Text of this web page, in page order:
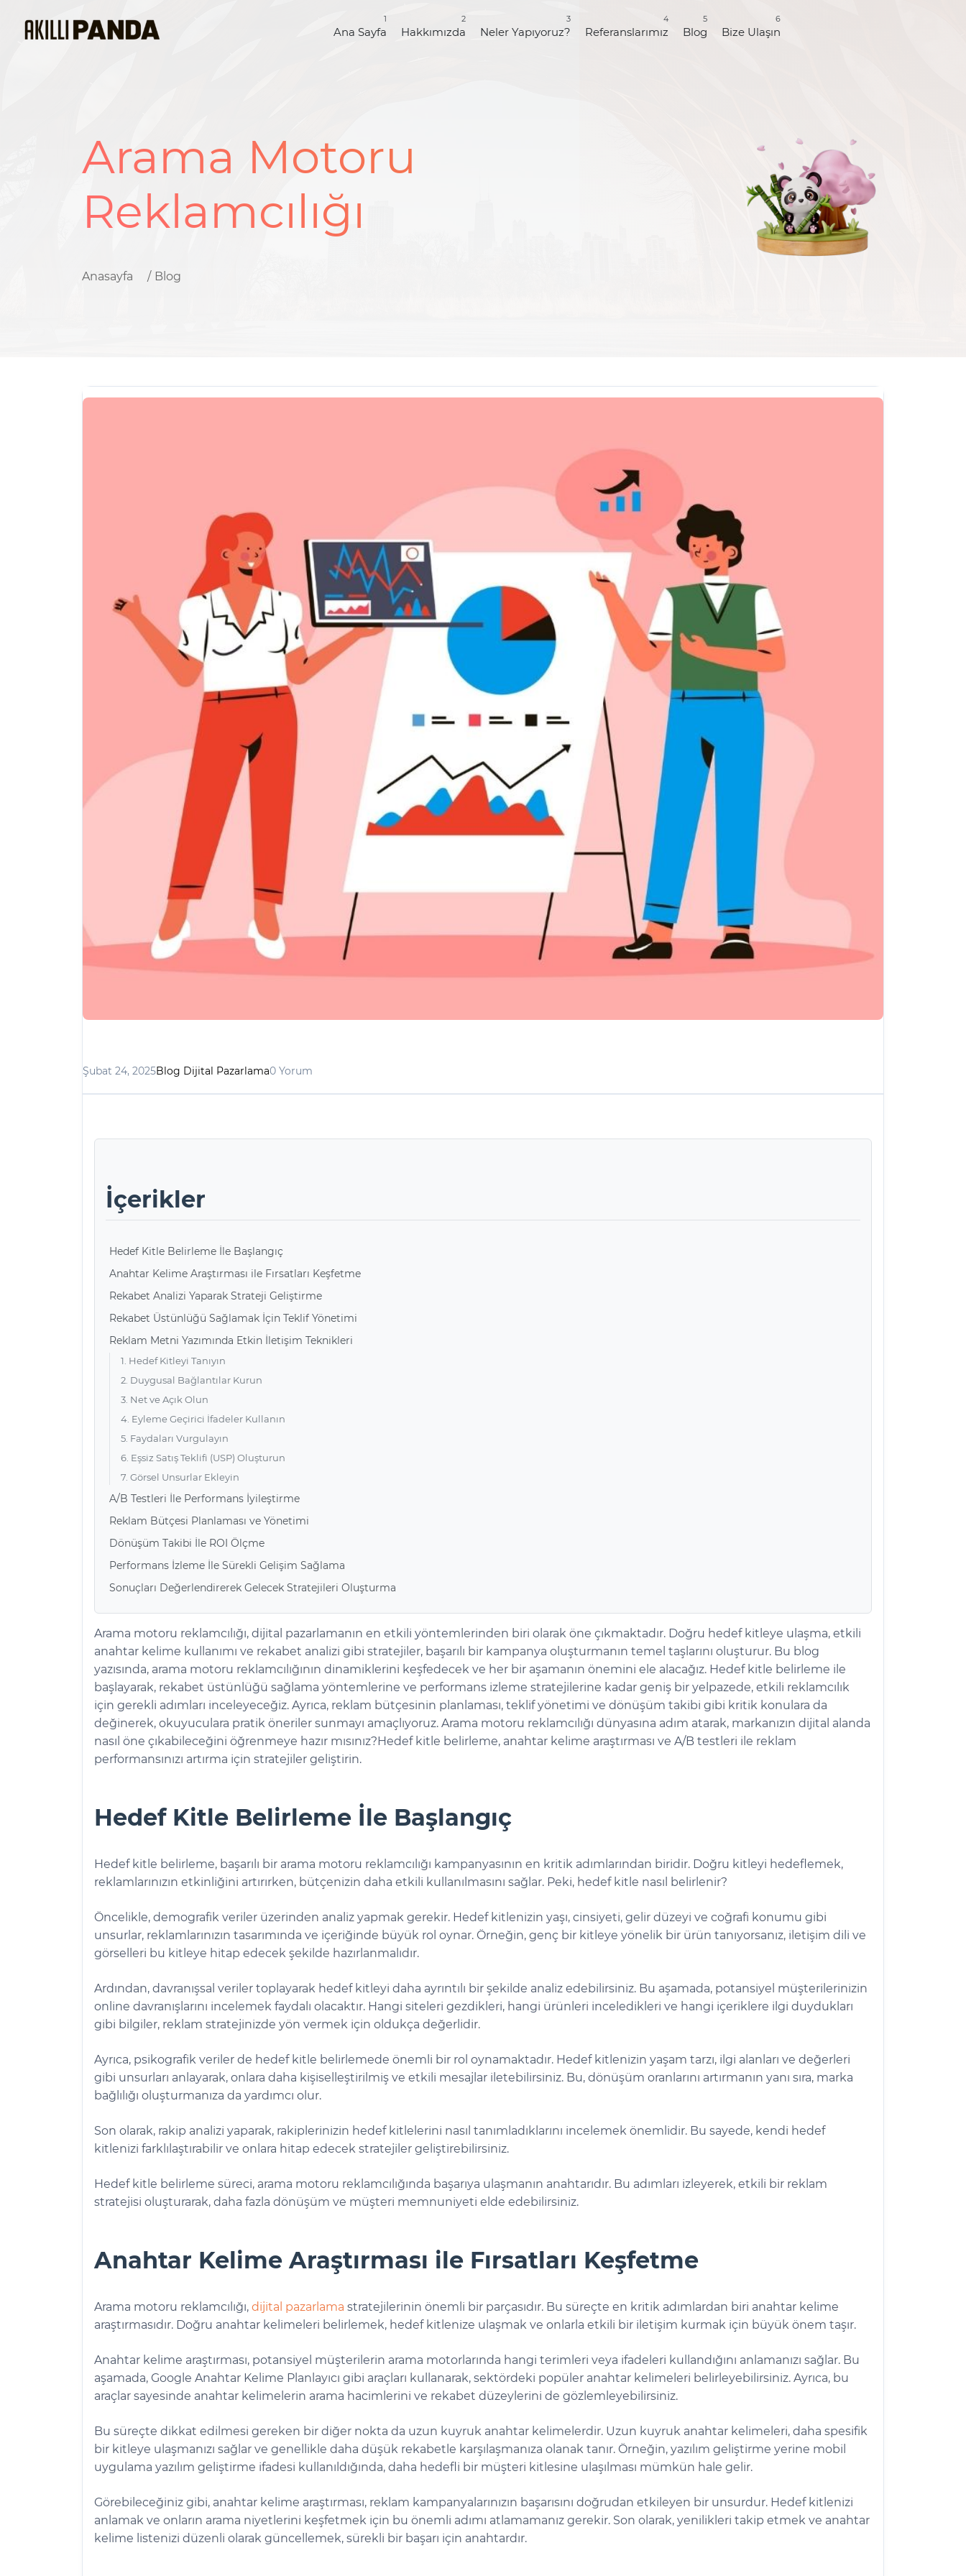
1
Ana Sayfa
2
Hakkımızda
3
Neler Yapıyoruz?
4
Referanslarımız
5
Blog
6
Bize Ulaşın
Arama Motoru
Reklamcılığı
Anasayfa Blog
Şubat 24, 2025Blog Dijital Pazarlama0 Yorum
İçerikler
Hedef Kitle Belirleme İle Başlangıç
Anahtar Kelime Araştırması ile Fırsatları Keşfetme
Rekabet Analizi Yaparak Strateji Geliştirme
Rekabet Üstünlüğü Sağlamak İçin Teklif Yönetimi
Reklam Metni Yazımında Etkin İletişim Teknikleri
1. Hedef Kitleyi Tanıyın
2. Duygusal Bağlantılar Kurun
3. Net ve Açık Olun
4. Eyleme Geçirici İfadeler Kullanın
5. Faydaları Vurgulayın
6. Eşsiz Satış Teklifi (USP) Oluşturun
7. Görsel Unsurlar Ekleyin
A/B Testleri İle Performans İyileştirme
Reklam Bütçesi Planlaması ve Yönetimi
Dönüşüm Takibi İle ROI Ölçme
Performans İzleme İle Sürekli Gelişim Sağlama
Sonuçları Değerlendirerek Gelecek Stratejileri Oluşturma
Arama motoru reklamcılığı, dijital pazarlamanın en etkili yöntemlerinden biri olarak öne çıkmaktadır. Doğru hedef kitleye ulaşma, etkili
anahtar kelime kullanımı ve rekabet analizi gibi stratejiler, başarılı bir kampanya oluşturmanın temel taşlarını oluşturur. Bu blog
yazısında, arama motoru reklamcılığının dinamiklerini keşfedecek ve her bir aşamanın önemini ele alacağız. Hedef kitle belirleme ile
başlayarak, rekabet üstünlüğü sağlama yöntemlerine ve performans izleme stratejilerine kadar geniş bir yelpazede, etkili reklamcılık
için gerekli adımları inceleyeceğiz. Ayrıca, reklam bütçesinin planlaması, teklif yönetimi ve dönüşüm takibi gibi kritik konulara da
değinerek, okuyuculara pratik öneriler sunmayı amaçlıyoruz. Arama motoru reklamcılığı dünyasına adım atarak, markanızın dijital alanda
nasıl öne çıkabileceğini öğrenmeye hazır mısınız?Hedef kitle belirleme, anahtar kelime araştırması ve A/B testleri ile reklam
performansınızı artırma için stratejiler geliştirin.
Hedef Kitle Belirleme İle Başlangıç
Hedef kitle belirleme, başarılı bir arama motoru reklamcılığı kampanyasının en kritik adımlarından biridir. Doğru kitleyi hedeflemek,
reklamlarınızın etkinliğini artırırken, bütçenizin daha etkili kullanılmasını sağlar. Peki, hedef kitle nasıl belirlenir?
Öncelikle, demografik veriler üzerinden analiz yapmak gerekir. Hedef kitlenizin yaşı, cinsiyeti, gelir düzeyi ve coğrafi konumu gibi
unsurlar, reklamlarınızın tasarımında ve içeriğinde büyük rol oynar. Örneğin, genç bir kitleye yönelik bir ürün tanıyorsanız, iletişim dili ve
görselleri bu kitleye hitap edecek şekilde hazırlanmalıdır.
Ardından, davranışsal veriler toplayarak hedef kitleyi daha ayrıntılı bir şekilde analiz edebilirsiniz. Bu aşamada, potansiyel müşterilerinizin
online davranışlarını incelemek faydalı olacaktır. Hangi siteleri gezdikleri, hangi ürünleri inceledikleri ve hangi içeriklere ilgi duydukları
gibi bilgiler, reklam stratejinizde yön vermek için oldukça değerlidir.
Ayrıca, psikografik veriler de hedef kitle belirlemede önemli bir rol oynamaktadır. Hedef kitlenizin yaşam tarzı, ilgi alanları ve değerleri
gibi unsurları anlayarak, onlara daha kişiselleştirilmiş ve etkili mesajlar iletebilirsiniz. Bu, dönüşüm oranlarını artırmanın yanı sıra, marka
bağlılığı oluşturmanıza da yardımcı olur.
Son olarak, rakip analizi yaparak, rakiplerinizin hedef kitlelerini nasıl tanımladıklarını incelemek önemlidir. Bu sayede, kendi hedef
kitlenizi farklılaştırabilir ve onlara hitap edecek stratejiler geliştirebilirsiniz.
Hedef kitle belirleme süreci, arama motoru reklamcılığında başarıya ulaşmanın anahtarıdır. Bu adımları izleyerek, etkili bir reklam
stratejisi oluşturarak, daha fazla dönüşüm ve müşteri memnuniyeti elde edebilirsiniz.
Anahtar Kelime Araştırması ile Fırsatları Keşfetme
Arama motoru reklamcılığı, dijital pazarlama stratejilerinin önemli bir parçasıdır. Bu süreçte en kritik adımlardan biri anahtar kelime
araştırmasıdır. Doğru anahtar kelimeleri belirlemek, hedef kitlenize ulaşmak ve onlarla etkili bir iletişim kurmak için büyük önem taşır.
Anahtar kelime araştırması, potansiyel müşterilerin arama motorlarında hangi terimleri veya ifadeleri kullandığını anlamanızı sağlar. Bu
aşamada, Google Anahtar Kelime Planlayıcı gibi araçları kullanarak, sektördeki popüler anahtar kelimeleri belirleyebilirsiniz. Ayrıca, bu
araçlar sayesinde anahtar kelimelerin arama hacimlerini ve rekabet düzeylerini de gözlemleyebilirsiniz.
Bu süreçte dikkat edilmesi gereken bir diğer nokta da uzun kuyruk anahtar kelimelerdir. Uzun kuyruk anahtar kelimeleri, daha spesifik
bir kitleye ulaşmanızı sağlar ve genellikle daha düşük rekabetle karşılaşmanıza olanak tanır. Örneğin, yazılım geliştirme yerine mobil
uygulama yazılım geliştirme ifadesi kullanıldığında, daha hedefli bir müşteri kitlesine ulaşılması mümkün hale gelir.
Görebileceğiniz gibi, anahtar kelime araştırması, reklam kampanyalarınızın başarısını doğrudan etkileyen bir unsurdur. Hedef kitlenizi
anlamak ve onların arama niyetlerini keşfetmek için bu önemli adımı atlamamanız gerekir. Son olarak, yenilikleri takip etmek ve anahtar
kelime listenizi düzenli olarak güncellemek, sürekli bir başarı için anahtardır.